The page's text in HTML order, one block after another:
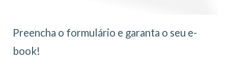
Preencha o formulário e garanta o seu e-
book!